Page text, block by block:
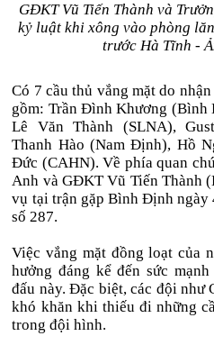
GĐKT Vũ Tiến Thành và
kỷ luật khi xông vào phòng
trước Hà Tĩnh -
Có 7 cầu thủ vắng mặt do
gồm: Trần Đình Khương (Bình
Lê Văn Thành (SLNA),
Thanh Hào (Nam Định), Hồ
Đức (CAHN). Về phía quan
Anh và GĐKT Vũ Tiến Thành
vụ tại trận gặp Bình Định
số 287.
Việc vắng mặt đồng loạt của
hưởng đáng kể đến sức
đấu này. Đặc biệt, các đội như
khó khăn khi thiếu đi những
trong đội hình.